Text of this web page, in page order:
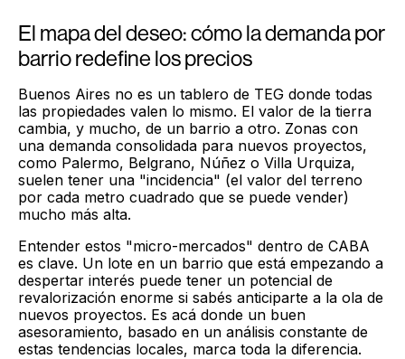
El mapa del deseo: cómo la demanda por
barrio redefine los precios
Buenos Aires no es un tablero de TEG donde todas
las propiedades valen lo mismo. El valor de la tierra
cambia, y mucho, de un barrio a otro. Zonas con
una demanda consolidada para nuevos proyectos,
como Palermo, Belgrano, Núñez o Villa Urquiza,
suelen tener una "incidencia" (el valor del terreno
por cada metro cuadrado que se puede vender)
mucho más alta.
Entender estos "micro-mercados" dentro de CABA
es clave. Un lote en un barrio que está empezando a
despertar interés puede tener un potencial de
revalorización enorme si sabés anticiparte a la ola de
nuevos proyectos. Es acá donde un buen
asesoramiento, basado en un análisis constante de
estas tendencias locales, marca toda la diferencia.